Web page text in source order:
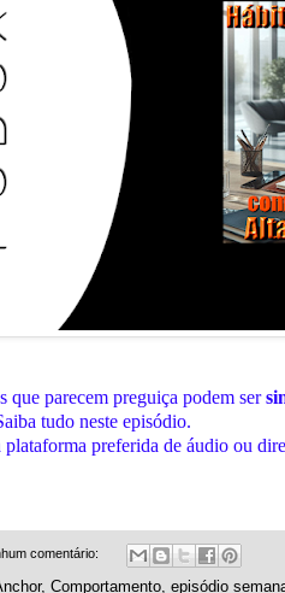
que parecem preguiça podem ser
tudo neste episódio.
plataforma preferida de áudio ou
comentário:
, Comportamento episódio